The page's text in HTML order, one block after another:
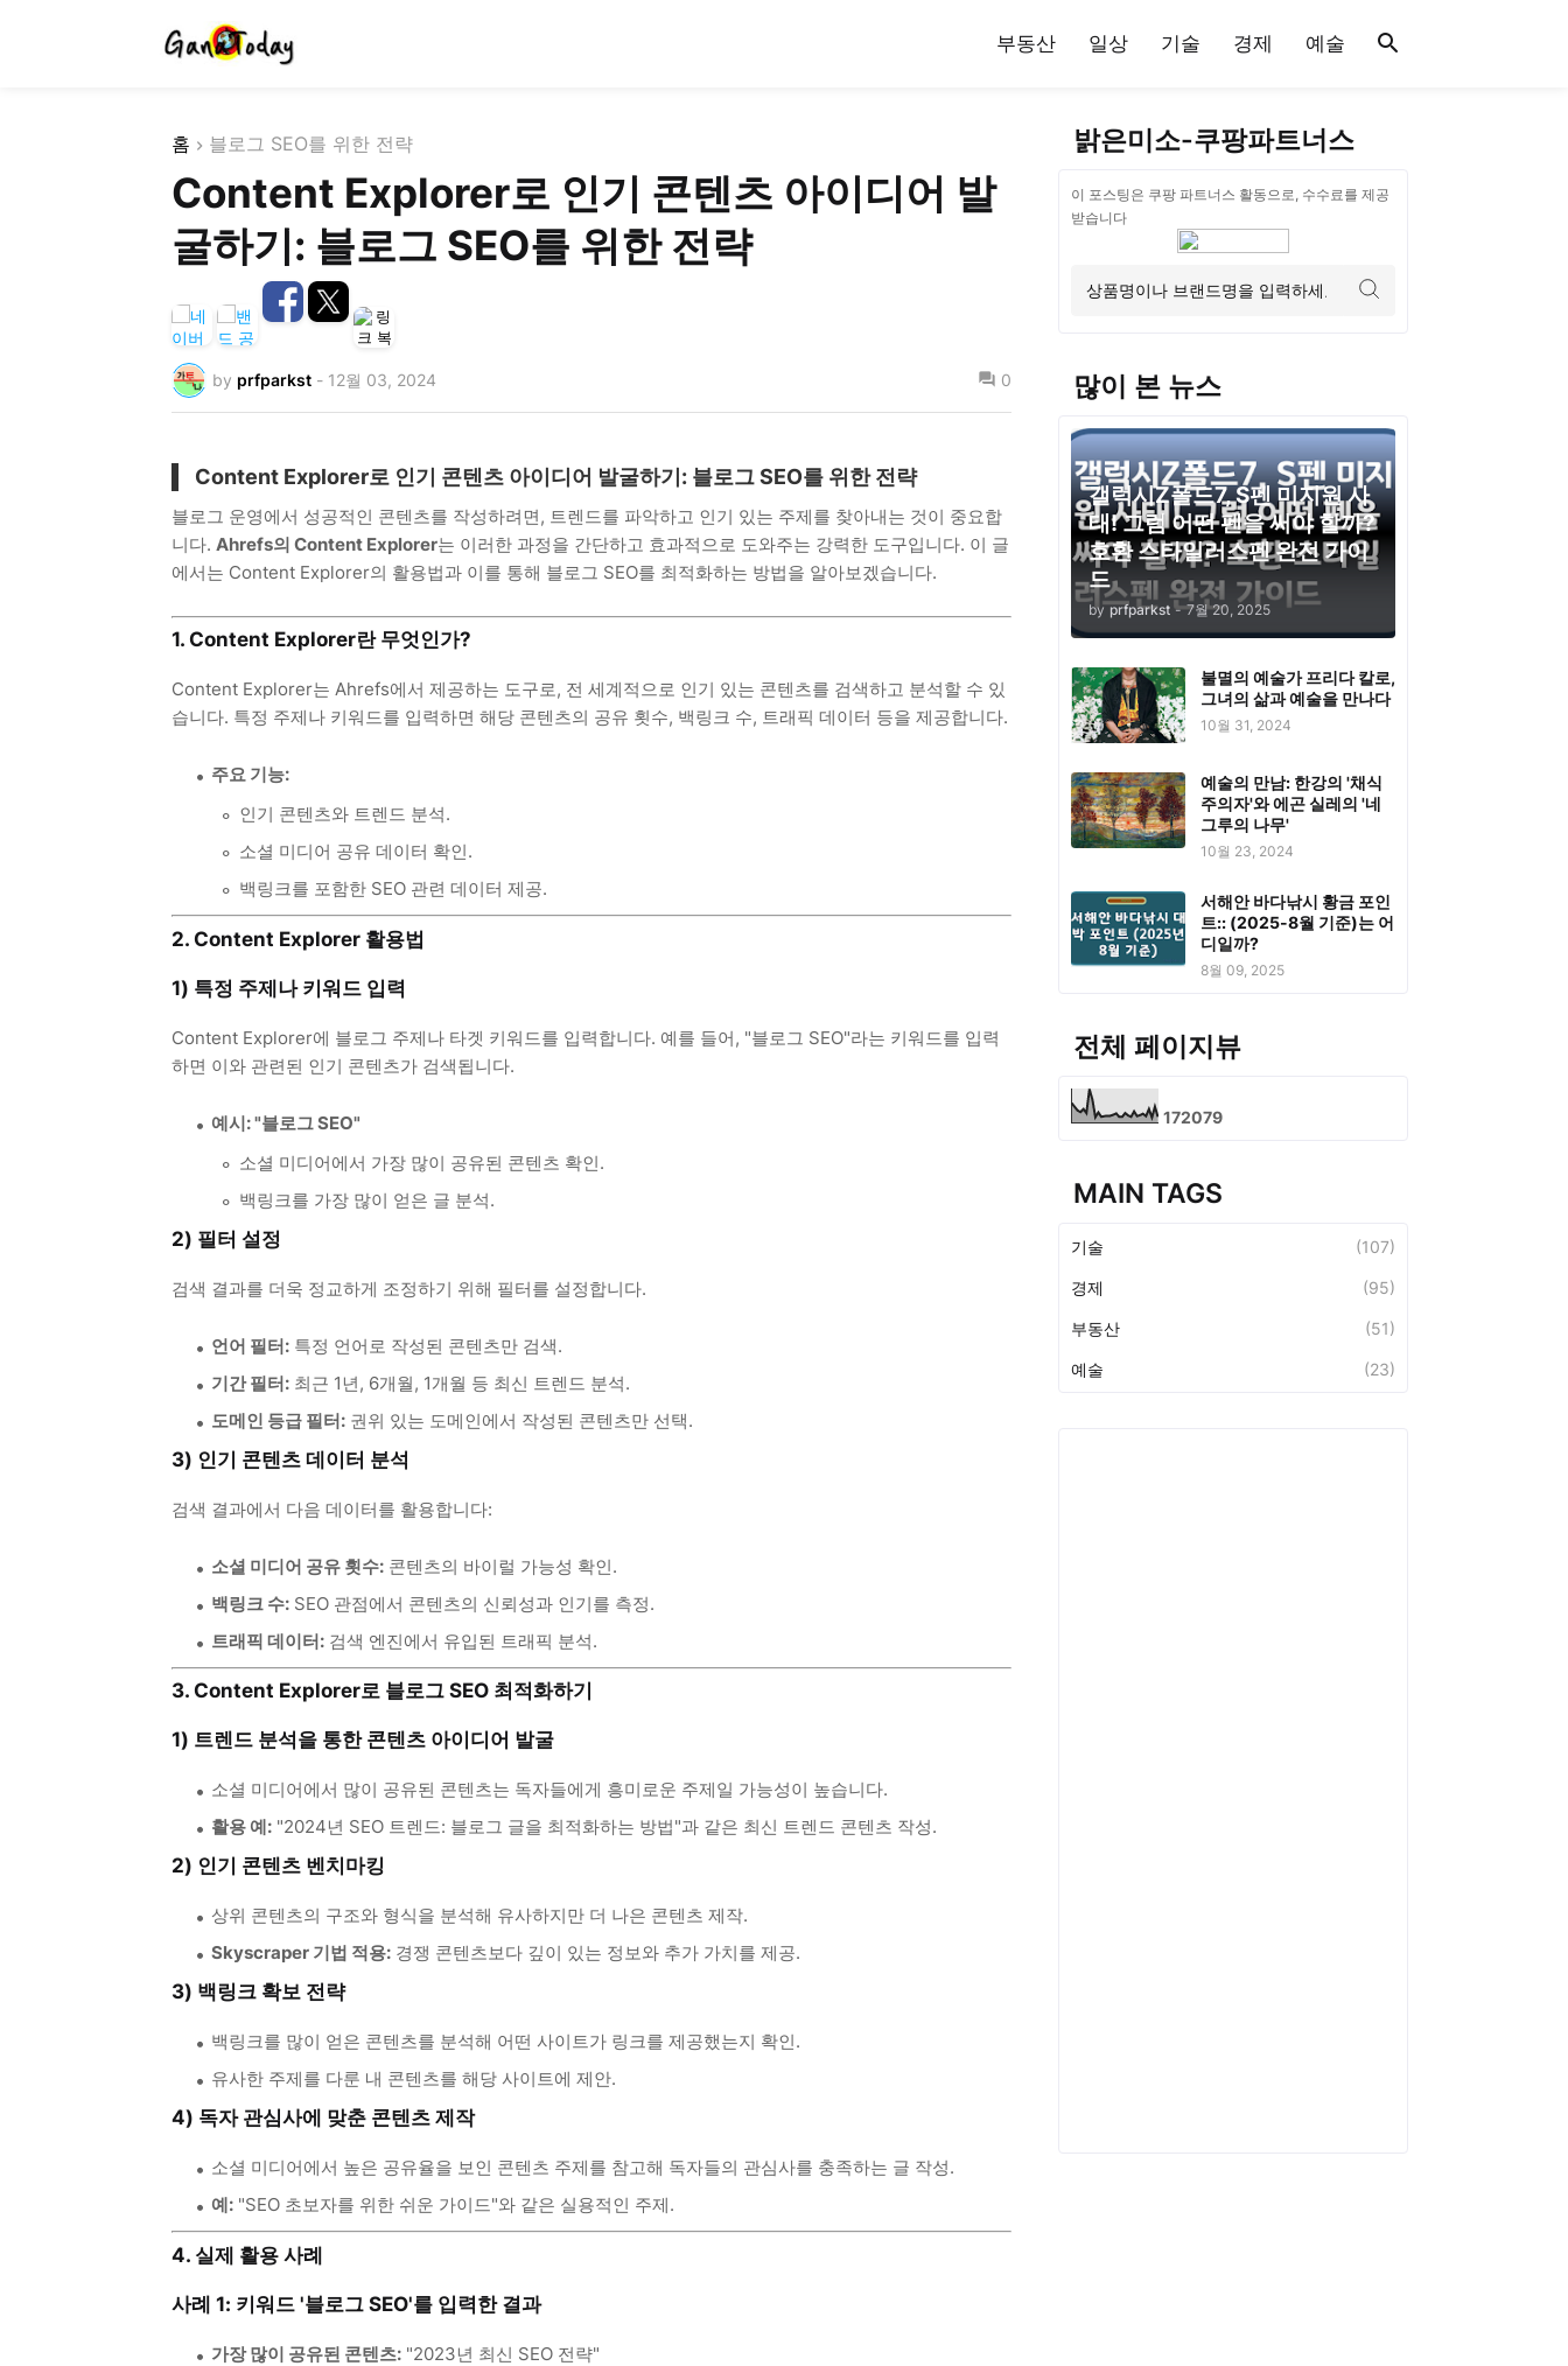
부동산 일상 기술 경제 예술
홈 블로그 SEO를 위한 전략
Content Explorer로 인기 콘텐츠 아이디어 발
굴하기: 블로그 SEO를 위한 전략
by prfparkst - 12월 03, 2024 0
Content Explorer로 인기 콘텐츠 아이디어 발굴하기: 블로그 SEO를 위한 전략
블로그 운영에서 성공적인 콘텐츠를 작성하려면, 트렌드를 파악하고 인기 있는 주제를 찾아내는 것이 중요합
니다. Ahrefs의 Content Explorer는 이러한 과정을 간단하고 효과적으로 도와주는 강력한 도구입니다. 이 글
에서는 Content Explorer의 활용법과 이를 통해 블로그 SEO를 최적화하는 방법을 알아보겠습니다.
1. Content Explorer란 무엇인가?
Content Explorer는 Ahrefs에서 제공하는 도구로, 전 세계적으로 인기 있는 콘텐츠를 검색하고 분석할 수 있
습니다. 특정 주제나 키워드를 입력하면 해당 콘텐츠의 공유 횟수, 백링크 수, 트래픽 데이터 등을 제공합니다.
주요 기능:
인기 콘텐츠와 트렌드 분석.
소셜 미디어 공유 데이터 확인.
백링크를 포함한 SEO 관련 데이터 제공.
2. Content Explorer 활용법
1) 특정 주제나 키워드 입력
Content Explorer에 블로그 주제나 타겟 키워드를 입력합니다. 예를 들어, "블로그 SEO"라는 키워드를 입력
하면 이와 관련된 인기 콘텐츠가 검색됩니다.
예시: "블로그 SEO"
소셜 미디어에서 가장 많이 공유된 콘텐츠 확인.
백링크를 가장 많이 얻은 글 분석.
2) 필터 설정
검색 결과를 더욱 정교하게 조정하기 위해 필터를 설정합니다.
언어 필터: 특정 언어로 작성된 콘텐츠만 검색.
기간 필터: 최근 1년, 6개월, 1개월 등 최신 트렌드 분석.
도메인 등급 필터: 권위 있는 도메인에서 작성된 콘텐츠만 선택.
3) 인기 콘텐츠 데이터 분석
검색 결과에서 다음 데이터를 활용합니다:
소셜 미디어 공유 횟수: 콘텐츠의 바이럴 가능성 확인.
백링크 수: SEO 관점에서 콘텐츠의 신뢰성과 인기를 측정.
트래픽 데이터: 검색 엔진에서 유입된 트래픽 분석.
3. Content Explorer로 블로그 SEO 최적화하기
1) 트렌드 분석을 통한 콘텐츠 아이디어 발굴
소셜 미디어에서 많이 공유된 콘텐츠는 독자들에게 흥미로운 주제일 가능성이 높습니다.
활용 예: "2024년 SEO 트렌드: 블로그 글을 최적화하는 방법"과 같은 최신 트렌드 콘텐츠 작성.
2) 인기 콘텐츠 벤치마킹
상위 콘텐츠의 구조와 형식을 분석해 유사하지만 더 나은 콘텐츠 제작.
Skyscraper 기법 적용: 경쟁 콘텐츠보다 깊이 있는 정보와 추가 가치를 제공.
3) 백링크 확보 전략
백링크를 많이 얻은 콘텐츠를 분석해 어떤 사이트가 링크를 제공했는지 확인.
유사한 주제를 다룬 내 콘텐츠를 해당 사이트에 제안.
4) 독자 관심사에 맞춘 콘텐츠 제작
소셜 미디어에서 높은 공유율을 보인 콘텐츠 주제를 참고해 독자들의 관심사를 충족하는 글 작성.
예: "SEO 초보자를 위한 쉬운 가이드"와 같은 실용적인 주제.
4. 실제 활용 사례
사례 1: 키워드 '블로그 SEO'를 입력한 결과
가장 많이 공유된 콘텐츠: "2023년 최신 SEO 전략"
밝은미소-쿠팡파트너스
이 포스팅은 쿠팡 파트너스 활동으로, 수수료를 제공
받습니다
많이 본 뉴스
갤럭시Z폴드7, S펜 미지원 사
태! 그럼 어떤 펜을 써야 할까?
호환 스타일러스펜 완전 가이
드
by prfparkst - 7월 20, 2025
불멸의 예술가 프리다 칼로,
그녀의 삶과 예술을 만나다
10월 31, 2024
예술의 만남: 한강의 '채식
주의자'와 에곤 실레의 '네
그루의 나무'
10월 23, 2024
서해안 바다낚시 황금 포인
트:: (2025-8월 기준)는 어
디일까?
8월 09, 2025
전체 페이지뷰
172079
MAIN TAGS
기술 (107)
경제 (95)
부동산 (51)
예술 (23)